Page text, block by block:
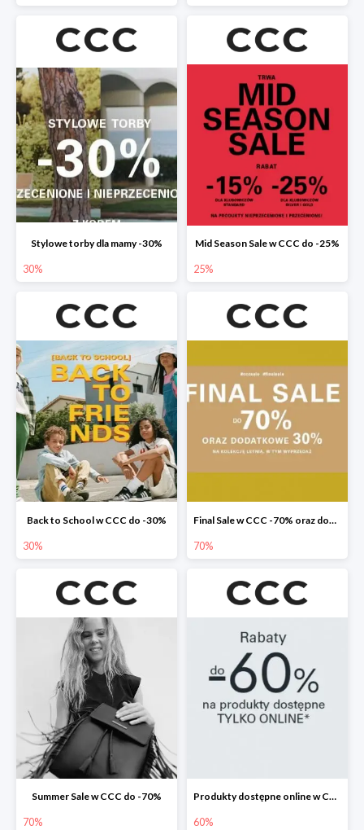
Stylowe torby dla mamy -30%
30%
Mid Season Sale w CCC do -25%
25%
Back to School w CCC do -30%
30%
Final Sale w CCC -70% oraz dodatkowe -30%
70%
Summer Sale w CCC do -70%
70%
Produkty dostępne online w CCC do -60%
60%